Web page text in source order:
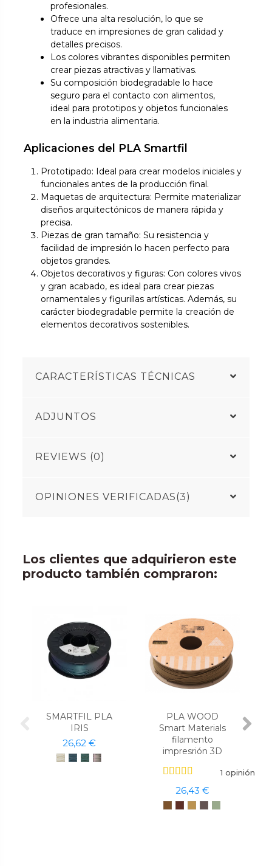
profesionales.
Ofrece una alta resolución, lo que se
traduce en impresiones de gran calidad y
detalles precisos.
Los colores vibrantes disponibles permiten
crear piezas atractivas y llamativas.
Su composición biodegradable lo hace
seguro para el contacto con alimentos,
ideal para prototipos y objetos funcionales
en la industria alimentaria.
Aplicaciones del PLA Smartfil
Prototipado: Ideal para crear modelos iniciales y
funcionales antes de la producción final.
Maquetas de arquitectura: Permite materializar
diseños arquitectónicos de manera rápida y
precisa.
Piezas de gran tamaño: Su resistencia y
facilidad de impresión lo hacen perfecto para
objetos grandes.
Objetos decorativos y figuras: Con colores vivos
y gran acabado, es ideal para crear piezas
ornamentales y figurillas artísticas. Además, su
carácter biodegradable permite la creación de
elementos decorativos sostenibles.
CARACTERÍSTICAS TÉCNICAS
ADJUNTOS
REVIEWS (0)
OPINIONES VERIFICADAS(3)
Los clientes que adquirieron este
producto también compraron:
SMARTFIL PLA
IRIS
26,62 €
PLA WOOD
Smart Materials
filamento
impresrión 3D
1 opinión
26,43 €